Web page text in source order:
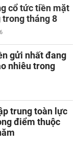
cổ tức tiền mặt
trong tháng 8
gửi nhất đang
nhiêu trong
trung toàn lực
điểm thuộc